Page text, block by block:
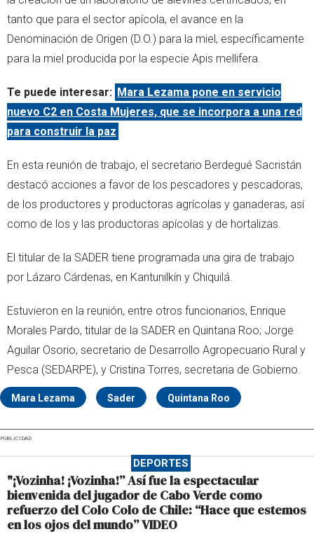
tanto que para el sector apícola, el avance en la
Denominación de Origen (D.O.) para la miel, específicamente
para la miel producida por la especie Apis mellifera.
Te puede interesar: Mara Lezama pone en servicio
nuevo C2 en Costa Mujeres, que se incorpora a una red
para construir la paz
En esta reunión de trabajo, el secretario Berdegué Sacristán
destacó acciones a favor de los pescadores y pescadoras,
de los productores y productoras agrícolas y ganaderas, así
como de los y las productoras apícolas y de hortalizas.
El titular de la SADER tiene programada una gira de trabajo
por Lázaro Cárdenas, en Kantunilkín y Chiquilá.
Estuvieron en la reunión, entre otros funcionarios, Enrique
Morales Pardo, titular de la SADER en Quintana Roo; Jorge
Aguilar Osorio, secretario de Desarrollo Agropecuario Rural y
Pesca (SEDARPE), y Cristina Torres, secretaria de Gobierno.
Mara Lezama Sader Quintana Roo
PUBLICIDAD
DEPORTES
"¡Vozinha! ¡Vozinha!” Así fue la espectacular
bienvenida del jugador de Cabo Verde como
refuerzo del Colo Colo de Chile: “Hace que estemos
en los ojos del mundo” VIDEO